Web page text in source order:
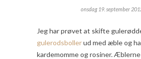
onsdag 19. september
Jeg har prøvet at skifte
gulerodsbollerud med æble og
kardemomme og rosiner.